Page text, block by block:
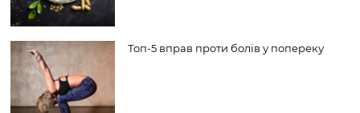
Топ-5 вправ проти болів у попереку